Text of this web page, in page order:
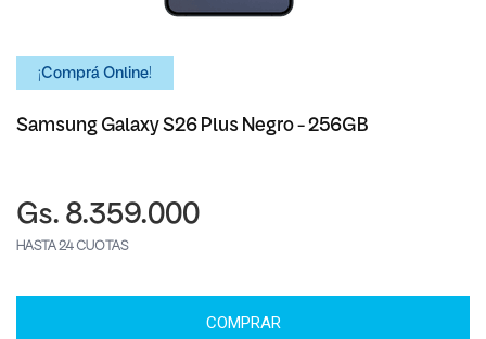
¡Comprá Online!
Samsung Galaxy S26 Plus Negro - 256GB
Gs. 8.359.000
HASTA 24 CUOTAS
COMPRAR